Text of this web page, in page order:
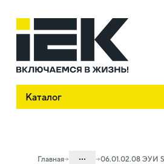
Каталог
Главная ... 06.01.02.08 ЭУИ